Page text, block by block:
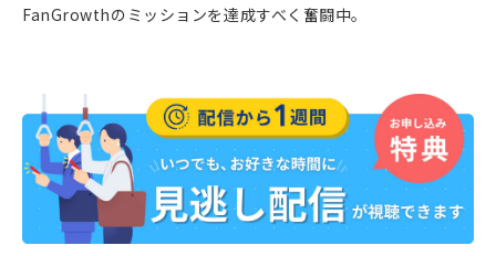
FanGrowthのミッションを達成すべく奮闘中。